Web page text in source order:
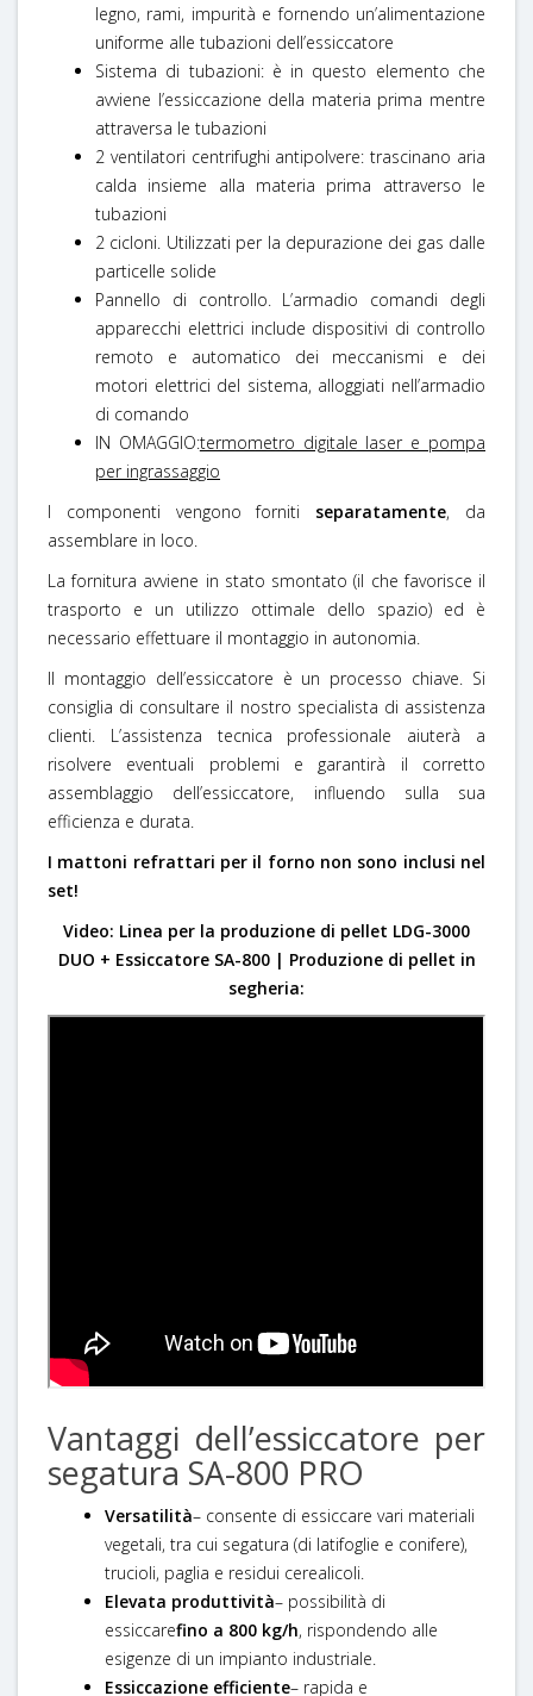
legno, rami, impurità e fornendo un’alimentazione
uniforme alle tubazioni dell’essiccatore
Sistema di tubazioni: è in questo elemento che
avviene l’essiccazione della materia prima mentre
attraversa le tubazioni
2 ventilatori centrifughi antipolvere: trascinano aria
calda insieme alla materia prima attraverso le
tubazioni
2 cicloni. Utilizzati per la depurazione dei gas dalle
particelle solide
Pannello di controllo. L’armadio comandi degli
apparecchi elettrici include dispositivi di controllo
remoto e automatico dei meccanismi e dei
motori elettrici del sistema, alloggiati nell’armadio
di comando
IN OMAGGIO:termometro digitale laser e pompa
per ingrassaggio
I componenti vengono forniti separatamente, da
assemblare in loco.
La fornitura avviene in stato smontato (il che favorisce il
trasporto e un utilizzo ottimale dello spazio) ed è
necessario effettuare il montaggio in autonomia.
Il montaggio dell’essiccatore è un processo chiave. Si
consiglia di consultare il nostro specialista di assistenza
clienti. L’assistenza tecnica professionale aiuterà a
risolvere eventuali problemi e garantirà il corretto
assemblaggio dell’essiccatore, influendo sulla sua
efficienza e durata.
I mattoni refrattari per il forno non sono inclusi nel
set!
Video: Linea per la produzione di pellet LDG-3000
DUO + Essiccatore SA-800 | Produzione di pellet in
segheria:
Vantaggi dell’essiccatore per
segatura SA-800 PRO
Versatilità– consente di essiccare vari materiali
vegetali, tra cui segatura (di latifoglie e conifere),
trucioli, paglia e residui cerealicoli.
Elevata produttività– possibilità di
essiccarefino a 800 kg/h, rispondendo alle
esigenze di un impianto industriale.
Essiccazione efficiente– rapida e